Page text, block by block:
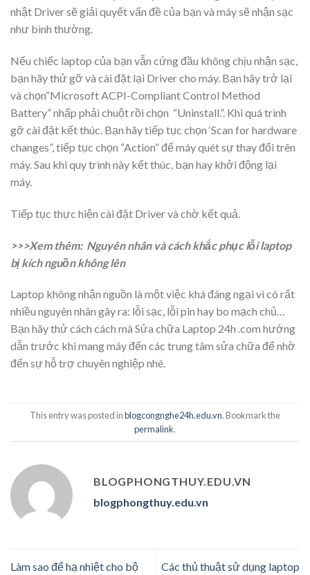
nhật Driver sẽ giải quyết vấn đề của bạn và máy sẽ nhận sạc
như bình thường.
Nếu chiếc laptop của bạn vẫn cứng đầu không chịu nhận sạc,
bạn hãy thử gỡ và cài đặt lại Driver cho máy. Bạn hãy trở lại
và chọn“Microsoft ACPI-Compliant Control Method
Battery” nhấp phải chuột rồi chọn “Uninstall.”. Khi quá trình
gỡ cài đặt kết thúc. Bạn hãy tiếp tục chọn ‘Scan for hardware
changes”, tiếp tục chọn “Action” để máy quét sự thay đổi trên
máy. Sau khi quy trình này kết thúc, bạn hay khởi động lại
máy.
Tiếp tục thực hiện cài đặt Driver và chờ kết quả.
>>>Xem thêm: Nguyên nhân và cách khắc phục lỗi laptop
bị kích nguồn không lên
Laptop không nhận nguồn là một việc khá đáng ngại vì có rất
nhiều nguyên nhân gây ra: lỗi sạc, lỗi pin hay bo mạch chủ…
Bạn hãy thử cách cách mà Sửa chữa Laptop 24h .com hướng
dẫn trước khi mang máy đến các trung tâm sửa chữa để nhờ
đến sự hỗ trợ chuyên nghiệp nhé.
This entry was posted inblogcongnghe24h.edu.vn. Bookmark the
permalink.
BLOGPHONGTHUY.EDU.VN
blogphongthuy.edu.vn
Làm sao để hạ nhiệt cho bộ
Các thủ thuật sử dụng laptop